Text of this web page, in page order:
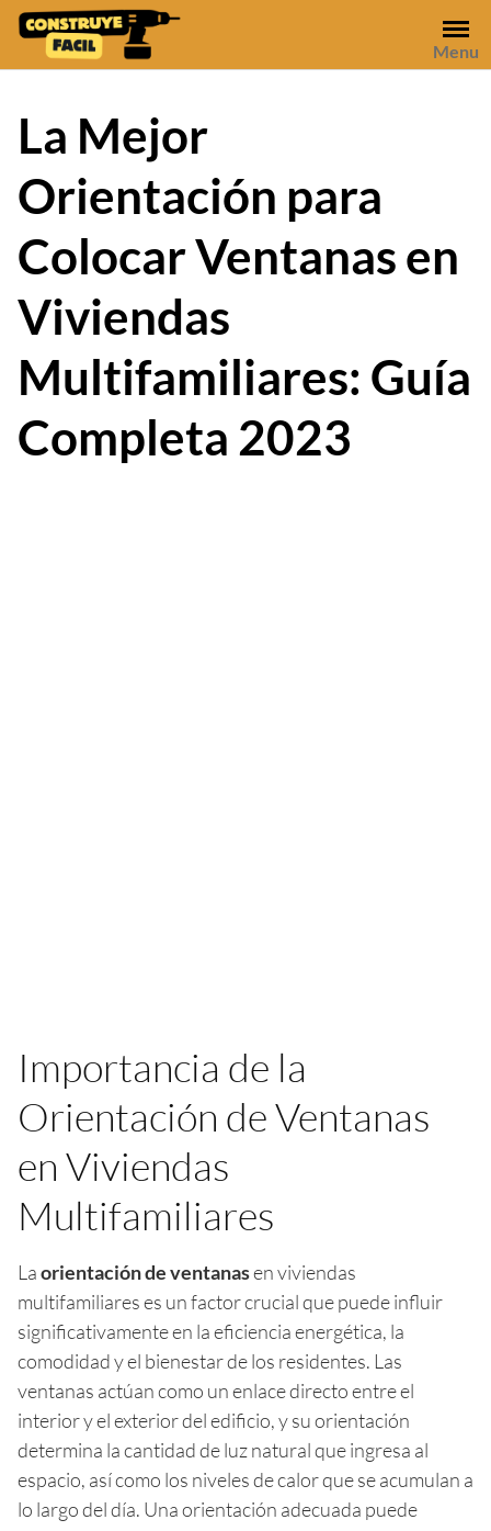
Skip
content
Menu
La Mejor
Orientación para
Colocar Ventanas en
Viviendas
Multifamiliares: Guía
Completa 2023
Importancia de la
Orientación de Ventanas
en Viviendas
Multifamiliares
Laorientación de ventanasen viviendas
multifamiliares es un factor crucial que puede influir
significativamente en la eficiencia energética, la
comodidad y el bienestar de los residentes. Las
ventanas actúan como un enlace directo entre el
interior y el exterior del edificio, y su orientación
determina la cantidad de luz natural que ingresa al
espacio, así como los niveles de calor que se acumulan a
lo largo del día. Una orientación adecuada puede